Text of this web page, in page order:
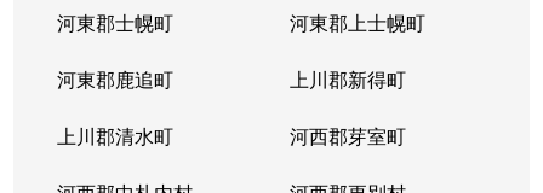
河東郡士幌町 河東郡上士幌町
河東郡鹿追町 上川郡新得町
上川郡清水町 河西郡芽室町